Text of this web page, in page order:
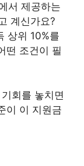
서 제공하는
계신가요?
상위 10%를
떤 조건이 필
회를 놓치면
이 이 지원금